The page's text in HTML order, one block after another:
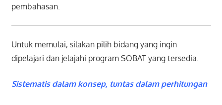
pembahasan.
Untuk memulai, silakan pilih bidang yang ingin
dipelajari dan jelajahi program SOBAT yang tersedia.
Sistematis dalam konsep, tuntas dalam perhitungan